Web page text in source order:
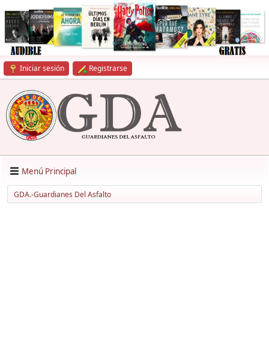
Iniciar sesión Registrarse
Menú Principal
GDA.-Guardianes Del Asfalto